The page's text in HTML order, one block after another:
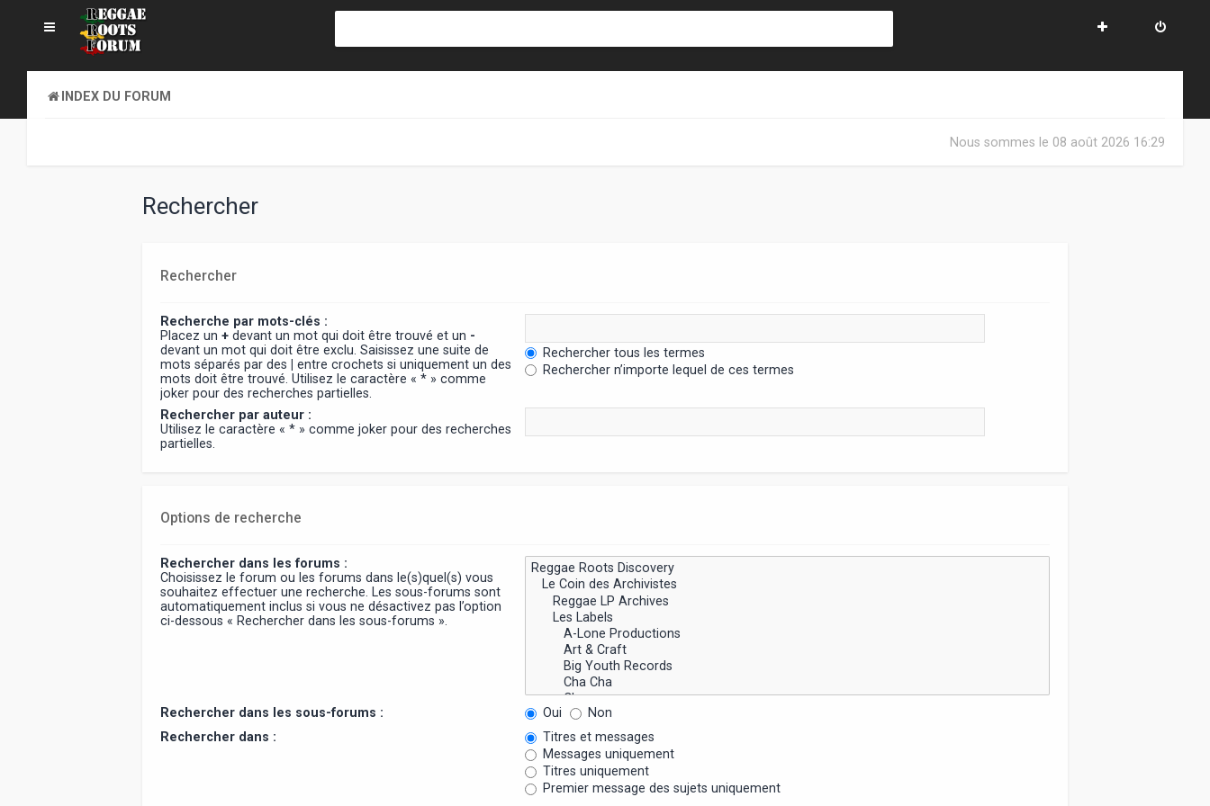
INDEX DU FORUM
Nous sommes le 08 août 2026 16:29
Rechercher
Rechercher
Recherche par mots-clés :
Placez un+ devant un mot qui doit être trouvé et un -
devant un mot qui doit être exclu. Saisissez une suite de
mots séparés par des| entre crochets si uniquement un des
mots doit être trouvé. Utilisez le caractère « * » comme
joker pour des recherches partielles.
Rechercher tous les termes
Rechercher n’importe lequel de ces termes
Rechercher par auteur :
Utilisez le caractère « * » comme joker pour des recherches
partielles.
Options de recherche
Rechercher dans les forums :
Choisissez le forum ou les forums dans le(s)quel(s) vous
souhaitez effectuer une recherche. Les sous-forums sont
automatiquement inclus si vous ne désactivez pas l’option
ci-dessous « Rechercher dans les sous-forums ».
Rechercher dans les sous-forums : Oui
Non
Rechercher dans :
Titres et messages
Messages uniquement
Titres uniquement
Premier message des sujets uniquement